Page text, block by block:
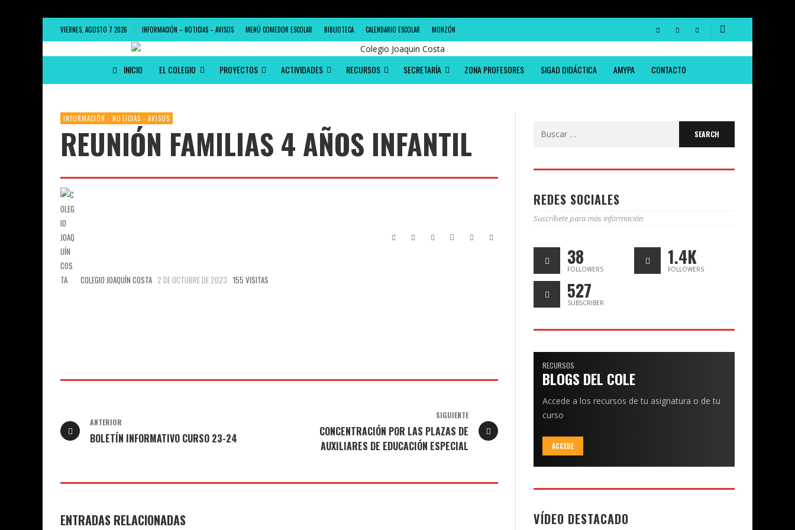
VIERNES, AGOSTO 7 2026 INFORMACIÓN – NOTICIAS – AVISOS MENÚ COMEDOR ESCOLAR BIBLIOTECA CALENDARIO ESCOLAR MONZÓN
INICIO EL COLEGIO PROYECTOS ACTIVIDADES RECURSOS SECRETARÍA ZONA PROFESORES SIGAD DIDÁCTICA AMYPA CONTACTO
INFORMACIÓN - NOTICIAS - AVISOS
REUNIÓN FAMILIAS 4 AÑOS INFANTIL
COLEGIO JOAQUÍN COSTA 2 DE OCTUBRE DE 2023 155 VISITAS
ANTERIOR
BOLETÍN INFORMATIVO CURSO 23-24
SIGUIENTE
CONCENTRACIÓN POR LAS PLAZAS DE
AUXILIARES DE EDUCACIÓN ESPECIAL
ENTRADAS RELACIONADAS
REDES SOCIALES
Suscríbete para más información
38
FOLLOWERS
1.4K
FOLLOWERS
527
SUBSCRIBER
RECURSOS
BLOGS DEL COLE
Accede a los recursos de tu asignatura o de tu
curso
ACCEDE
VÍDEO DESTACADO